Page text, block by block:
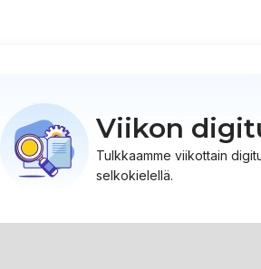
Viikon
Tulkkaamme viikottain
selkokielellä.